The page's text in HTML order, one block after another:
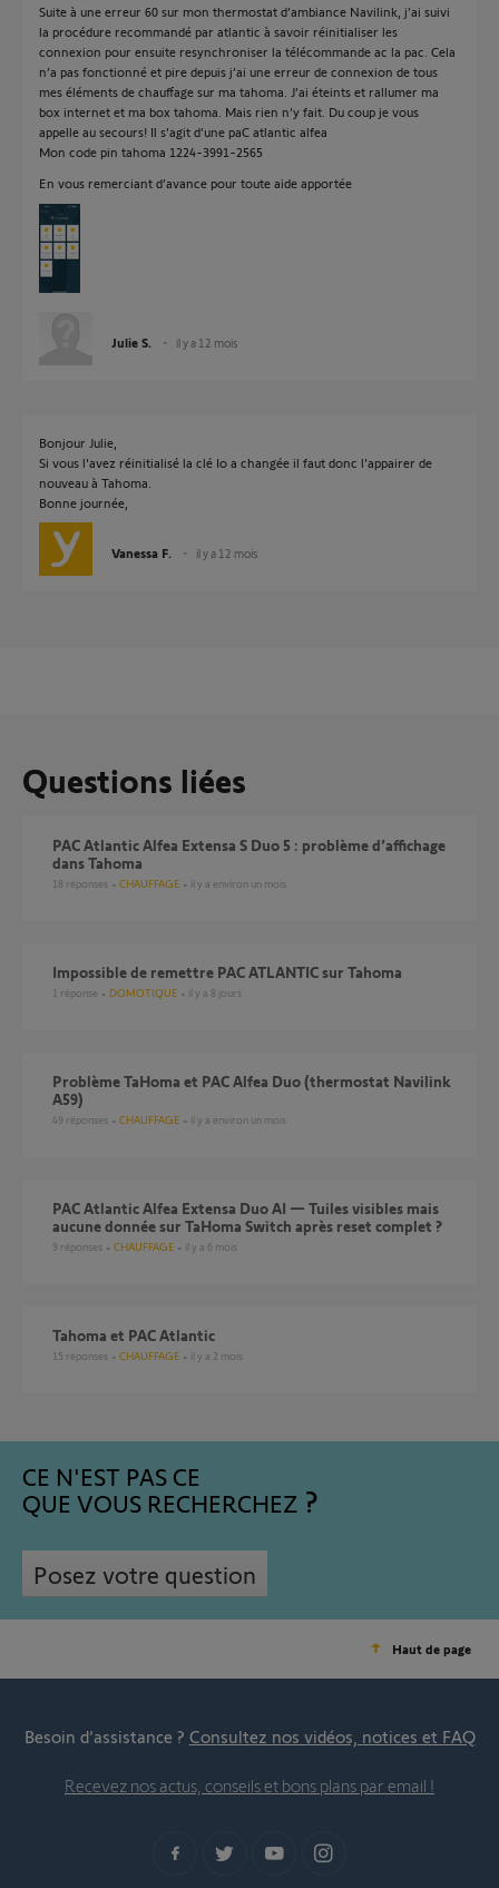
Suite à une erreur 60 sur mon thermostat d’ambiance Navilink, j’ai suivi
la procédure recommandé par atlantic à savoir réinitialiser les
connexion pour ensuite resynchroniser la télécommande ac la pac. Cela
n’a pas fonctionné et pire depuis j’ai une erreur de connexion de tous
mes éléments de chauffage sur ma tahoma. J’ai éteints et rallumer ma
box internet et ma box tahoma. Mais rien n’y fait. Du coup je vous
appelle au secours! Il s’agit d’une paC atlantic alfea
Mon code pin tahoma 1224-3991-2565
En vous remerciant d’avance pour toute aide apportée
Julie S. il y a 12 mois
Bonjour Julie,
Si vous l'avez réinitialisé la clé Io a changée il faut donc l'appairer de
nouveau à Tahoma.
Bonne journée,
Vanessa F. il y a 12 mois
Questions liées
PAC Atlantic Alfea Extensa S Duo 5 : problème d’affichage
dans Tahoma
18 réponses CHAUFFAGE il y a environ un mois
Impossible de remettre PAC ATLANTIC sur Tahoma
1 réponse DOMOTIQUE il y a 8 jours
Problème TaHoma et PAC Alfea Duo (thermostat Navilink
A59)
49 réponses CHAUFFAGE il y a environ un mois
PAC Atlantic Alfea Extensa Duo AI — Tuiles visibles mais
aucune donnée sur TaHoma Switch après reset complet ?
9 réponses CHAUFFAGE il y a 6 mois
Tahoma et PAC Atlantic
15 réponses CHAUFFAGE il y a 2 mois
CE N'EST PAS CE
QUE VOUS RECHERCHEZ
Posez votre question
Haut de page
Besoin d’assistance ? Consultez nos vidéos, notices et FAQ
Recevez nos actus, conseils et bons plans par email !